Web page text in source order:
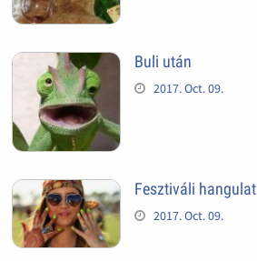
Buli után
2017. Oct. 09.
Fesztiváli hangulat
2017. Oct. 09.